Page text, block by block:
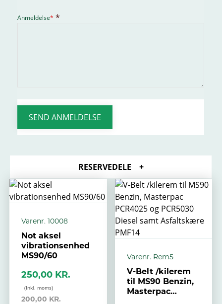
Anmeldelse*
SEND ANMELDELSE
RESERVEDELE
Varenr. 10008
Not aksel
vibrationsenhed
MS90/60
250,00 KR.
200,00 KR.
Varenr. Rem5
V-Belt /kilerem
til MS90 Benzin,
Masterpac